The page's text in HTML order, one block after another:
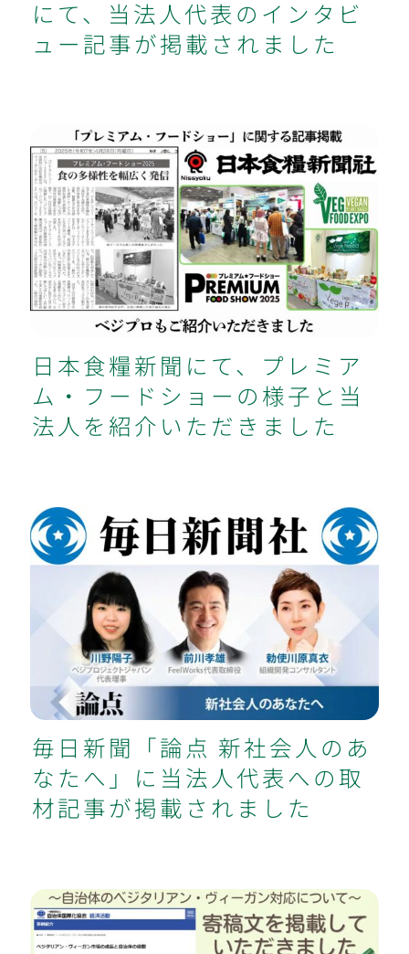
にて、当法人代表のインタビ
ュー記事が掲載されました
日本食糧新聞にて、プレミアム・フー
ドショーの様子と当法人を紹介いただ
きました
日本食糧新聞にて、プレミア
ム・フードショーの様子と当
法人を紹介いただきました
毎日新聞「論点 新社会人のあなた
へ」に当法人代表への取材記事が掲載
されました
毎日新聞「論点 新社会人のあ
なたへ」に当法人代表への取
材記事が掲載されました